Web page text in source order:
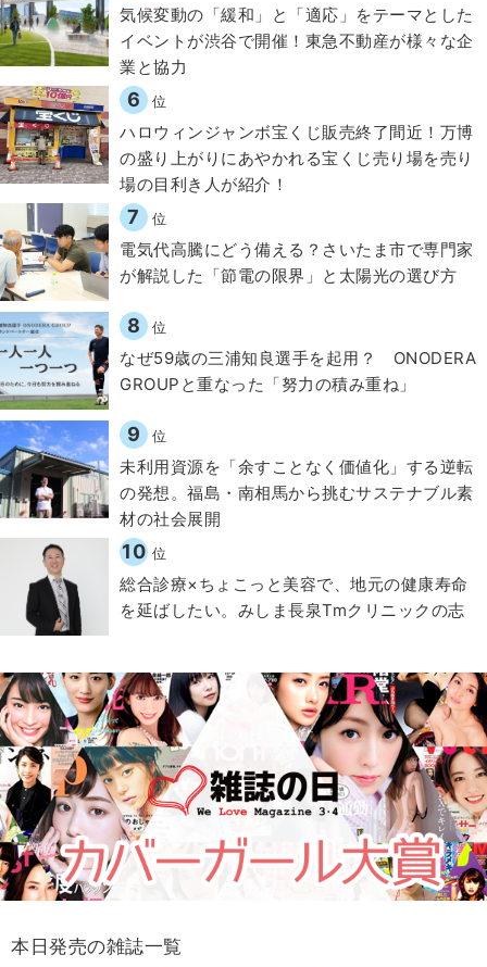
気候変動の「緩和」と「適応」をテーマとした
イベントが渋谷で開催！東急不動産が様々な企
業と協力
6 位
ハロウィンジャンボ宝くじ販売終了間近！万博
の盛り上がりにあやかれる宝くじ売り場を売り
場の目利き人が紹介！
7 位
電気代高騰にどう備える？さいたま市で専門家
が解説した「節電の限界」と太陽光の選び方
8 位
なぜ59歳の三浦知良選手を起用？ ONODERA
GROUPと重なった「努力の積み重ね」
9 位
​​未利用資源を「余すことなく価値化」する逆転
の発想。福島・南相馬から挑むサステナブル素
材の社会展開​
10 位
総合診療×ちょこっと美容で、地元の健康寿命
を延ばしたい。みしま長泉Tmクリニックの志
本日発売の雑誌一覧